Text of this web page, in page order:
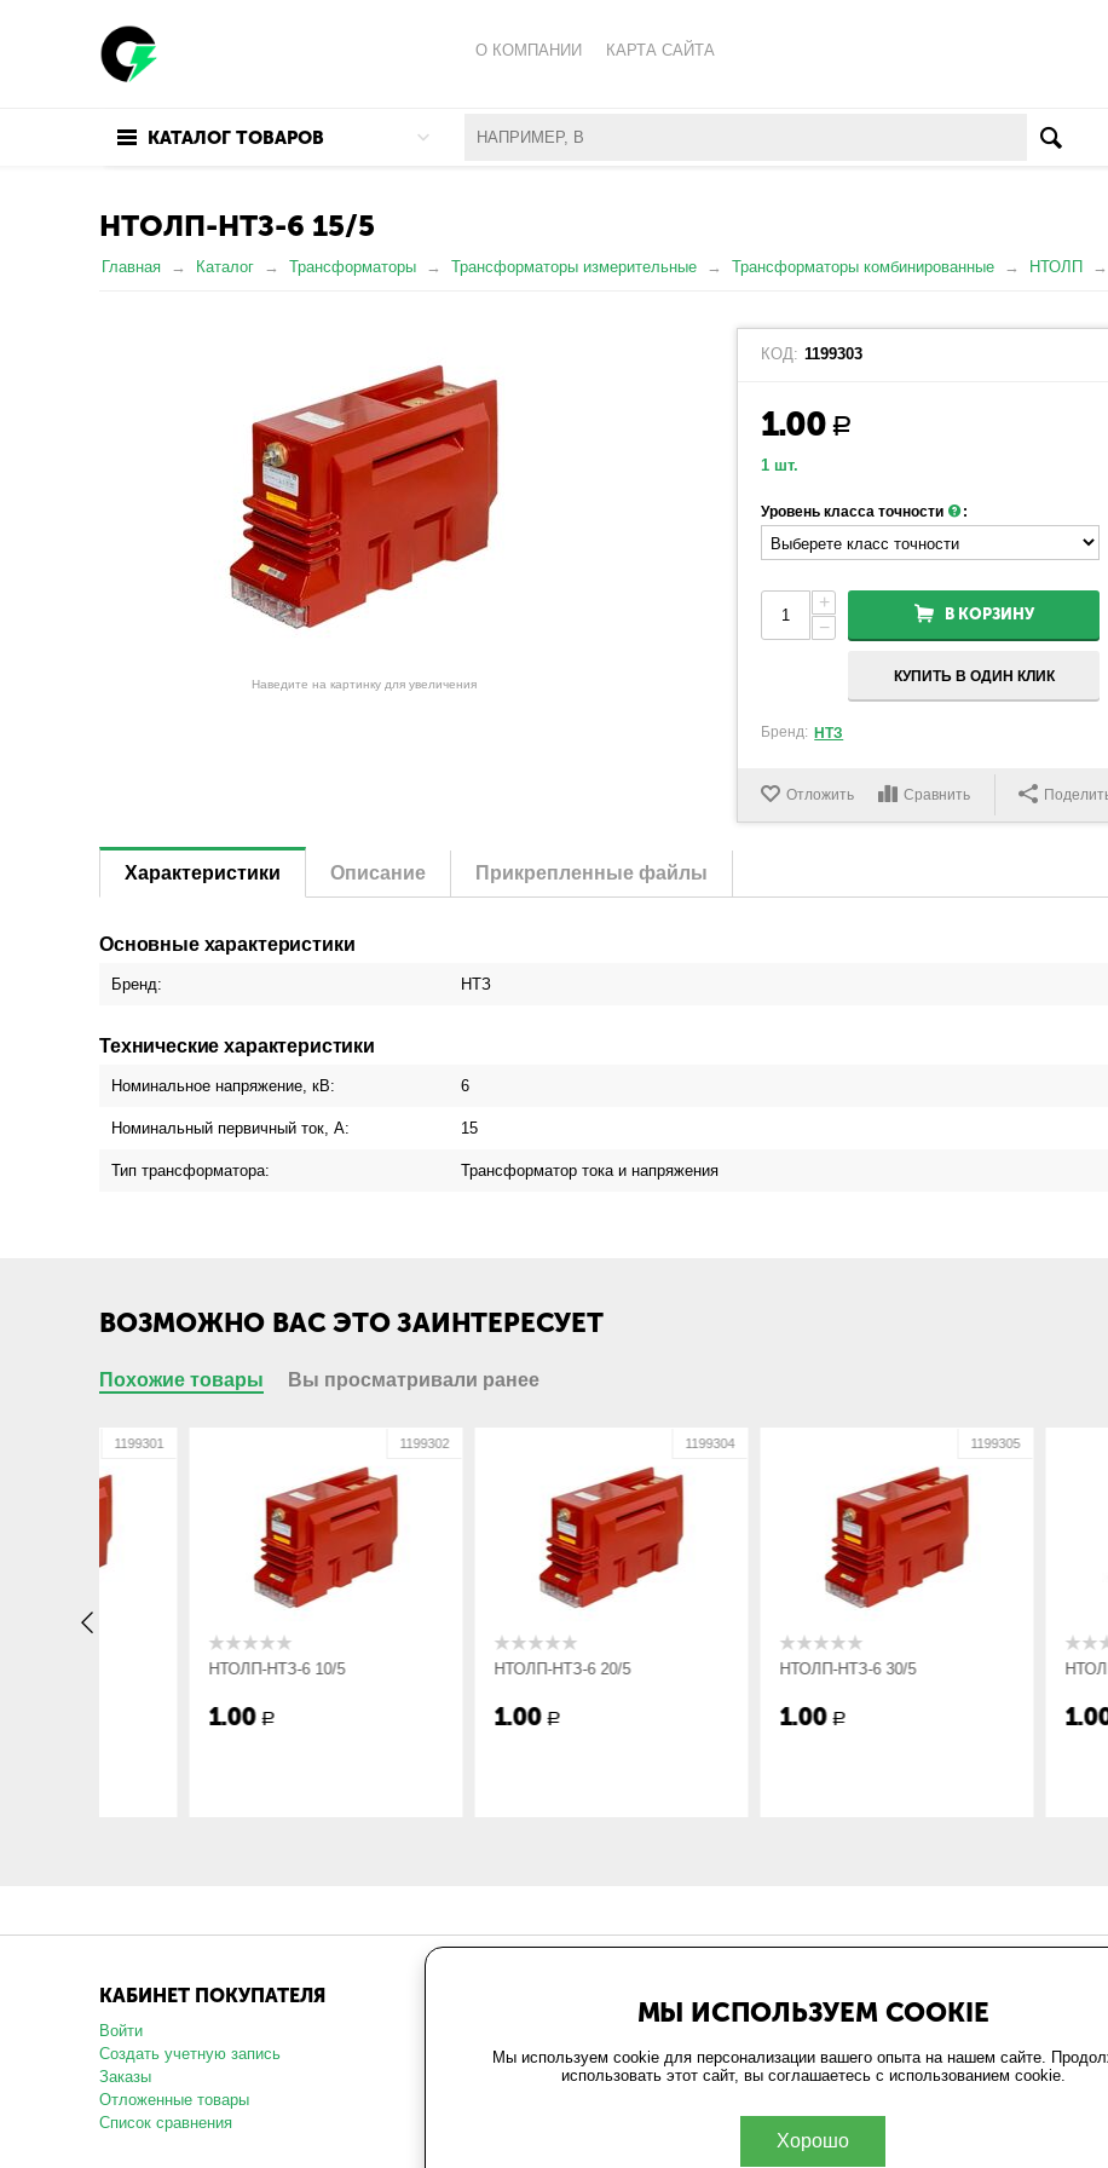
О КОМПАНИИ КАРТА САЙТА
КАТАЛОГ ТОВАРОВ
НТОЛП-НТЗ-6 15/5
Главная Каталог Трансформаторы Трансформаторы измерительные Трансформаторы комбинированные НТОЛП
Наведите на картинку для увеличения
КОД: 1199303
1.00 Р
1 шт.
Уровень класса точности :
+
−
В КОРЗИНУ
КУПИТЬ В ОДИН КЛИК
Бренд: НТЗ
Отложить Сравнить
Характеристики Описание Прикрепленные файлы
Основные характеристики
Бренд: НТЗ
Технические характеристики
Номинальное напряжение, кВ: 6
Номинальный первичный ток, А: 15
Тип трансформатора: Трансформатор тока и напряжения
ВОЗМОЖНО ВАС ЭТО ЗАИНТЕРЕСУЕТ
Похожие товары Вы просматривали ранее
НТОЛП-НТЗ-6 10/5 НТОЛП-НТЗ-6 20/5 НТОЛП-НТЗ-6 30/5 НТОЛП-НТЗ-6
КАБИНЕТ ПОКУПАТЕЛЯ
Войти
Создать учетную запись
Заказы
Отложенные товары
Список сравнения
Карта сайта
Политика обработки персональных
Возврат
МЫ ИСПОЛЬЗУЕМ COOKIE
Мы используем cookie для персонализации вашего опыта на нашем сайте.
использовать этот сайт, вы соглашаетесь с использованием cookie.
Хорошо